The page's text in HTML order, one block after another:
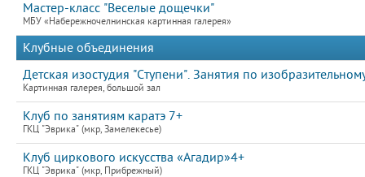
Мастер-класс "Веселые дощечки"
МБУ «Набережночелнинская картинная галерея»
Клубные объединения
Детская изостудия "Ступени". Занятия по
Картинная галерея, большой зал
Клуб по занятиям каратэ 7+
ГКЦ "Эврика" (мкр, Замелекесье)
Клуб циркового искусства «Агадир»4+
ГКЦ "Эврика" (мкр, Прибрежный)